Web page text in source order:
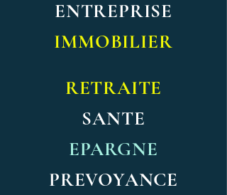
ENTREPRISE
IMMOBILIER
RETRAITE
SANTE
EPARGNE
PREVOYANCE